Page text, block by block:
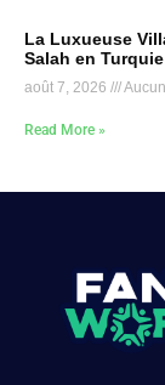
La Luxueuse
Salah en Turquie
août 7, 2026
Read More »